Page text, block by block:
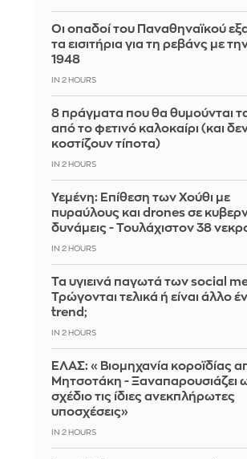
Οι οπαδοί του Παναθηναϊκού
τα εισιτήρια για τη ρεβάνς με
1948
IN 2 HOURS
8 πράγματα που θα θυμούνται
από το φετινό καλοκαίρι (και
κοστίζουν τίποτα)
IN 2 HOURS
Υεμένη: Επίθεση των Χούθι με
πυραύλους και drones σε
δυνάμεις - Τουλάχιστον 38
IN 2 HOURS
Τα υγιεινά παγωτά των social
Τρώγονται τελικά ή είναι άλλο
trend;
IN 2 HOURS
ΕΛΑΣ: «Βιομηχανία κοροϊδίας
Μητσοτάκη - Ξαναπαρουσιάζει
σχέδιο τις ίδιες ανεκπλήρωτες
υποσχέσεις»
IN 2 HOURS